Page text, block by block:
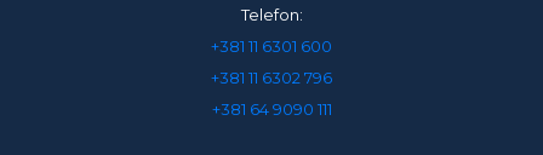
Telefon:
+381 11 6301 600
+381 11 6302 796
+381 64 9090 111